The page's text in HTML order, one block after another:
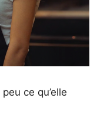
ce qu’elle